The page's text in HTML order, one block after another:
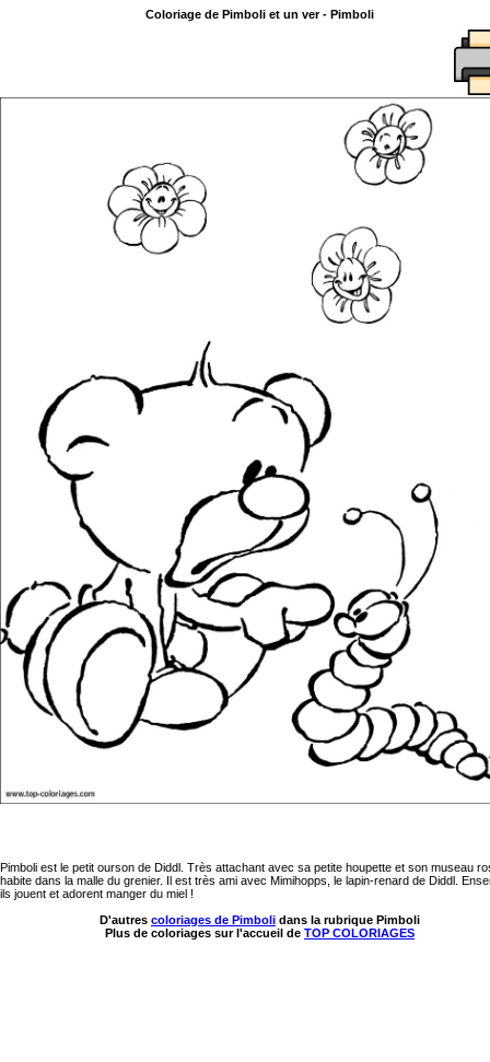
Coloriage de Pimboli et un ver - Pimboli
Pimboli est le petit ourson de Diddl. Très attachant avec sa petite houpette et son museau
habite dans la malle du grenier. Il est très ami avec Mimihopps, le lapin-renard de Diddl.
ils jouent et adorent manger du miel !
D'autres coloriages de Pimboli dans la rubrique Pimboli
Plus de coloriages sur l'accueil de TOP COLORIAGES